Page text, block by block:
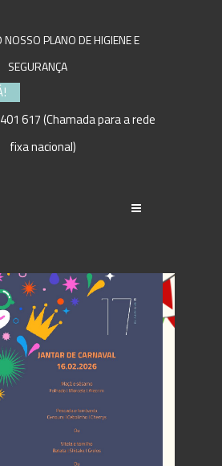
NOSSO PLANO DE HIGIENE E
SEGURANÇA
617 (Chamada para a rede
fixa nacional)